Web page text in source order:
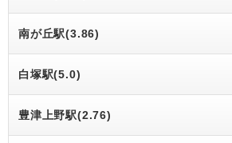
南が丘駅(3.86)
白塚駅(5.0)
豊津上野駅(2.76)